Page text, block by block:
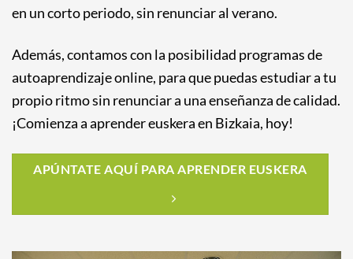
en un corto periodo, sin renunciar al verano.
Además, contamos con la posibilidad programas de
autoaprendizaje online, para que puedas estudiar a tu
propio ritmo sin renunciar a una enseñanza de calidad.
¡Comienza a aprender euskera en Bizkaia, hoy!
APÚNTATE AQUÍ PARA APRENDER EUSKERA